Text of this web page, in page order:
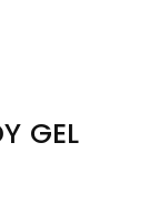
GEL